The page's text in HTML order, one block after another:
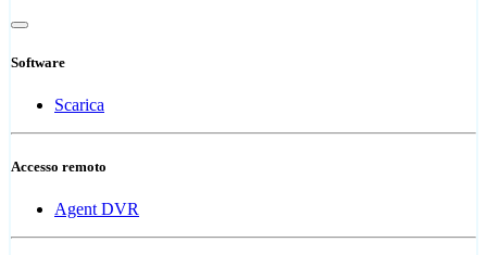
Software
Scarica
Accesso remoto
Agent DVR